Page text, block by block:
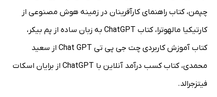
چپمن، کتاب راهنمای کارآفرینان در زمینه هوش مصنوعی از
کارتیکیا مالهوترا، کتاب ChatGPT به زبان ساده از پم بیکر،
کتاب آموزش کاربردی چت جی پی تی Chat GPT از سعید
محمدی، کتاب کسب درآمد آنلاین با ChatGPT از برایان اسکات
فیتزجرالد.